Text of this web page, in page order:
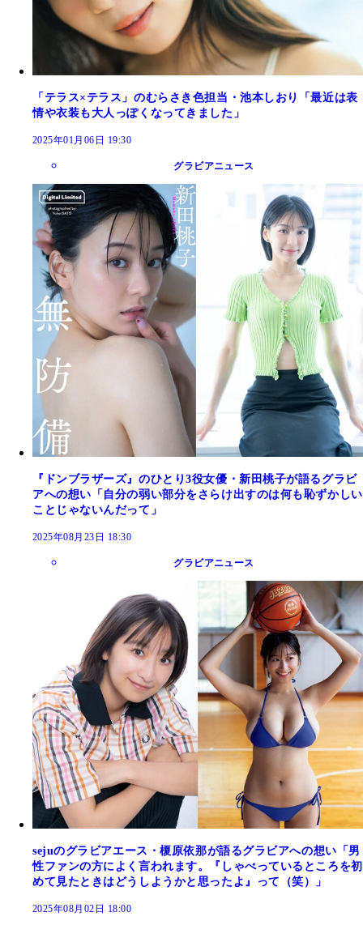
「テラス×テラス」のむらさき色担当・池本しおり「最近は表
情や衣装も大人っぽくなってきました」
2025年01月06日 19:30
グラビアニュース
『ドンブラザーズ』のひとり3役女優・新田桃子が語るグラビ
アへの想い「自分の弱い部分をさらけ出すのは何も恥ずかしい
ことじゃないんだって」
2025年08月23日 18:30
グラビアニュース
sejuのグラビアエース・榎原依那が語るグラビアへの想い「男
性ファンの方によく言われます。『しゃべっているところを初
めて見たときはどうしようかと思ったよ』って（笑）」
2025年08月02日 18:00